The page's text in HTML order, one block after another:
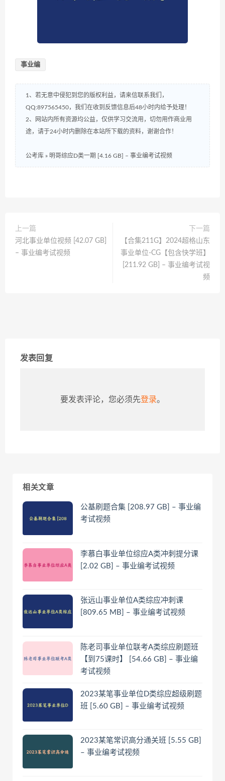
事业编
1、若无意中侵犯到您的版权利益，请来信联系我们，
QQ:897565450，我们在收到反馈信息后48小时内给予处理！
2、网站内所有资源均公益，仅供学习交流用，切勿用作商业用
途，请于24小时内删除在本站所下载的资料，谢谢合作！
公考库 » 明哥综应D类一期 [4.16 GB] – 事业编考试视频
上一篇
河北事业单位视频 [42.07 GB]
– 事业编考试视频
下一篇
【合集211G】2024超格山东
事业单位-CG【包含快学班】
[211.92 GB] – 事业编考试视
频
发表回复
要发表评论，您必须先登录。
相关文章
公基刷题合集 [208.97 GB] – 事业编
考试视频
李慕白事业单位综应A类冲刺提分课
[2.02 GB] – 事业编考试视频
张远山事业单位A类综应冲刺课
[809.65 MB] – 事业编考试视频
陈老司事业单位联考A类综应刷题班
【到75课时】 [54.66 GB] – 事业编
考试视频
2023某笔事业单位D类综应超级刷题
班 [5.60 GB] – 事业编考试视频
2023某笔常识高分通关班 [5.55 GB]
– 事业编考试视频